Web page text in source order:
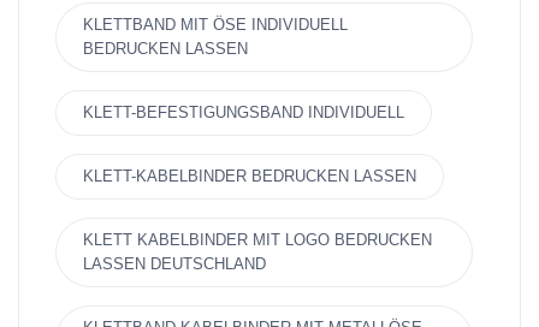
KLETTBAND MIT ÖSE INDIVIDUELL
BEDRUCKEN LASSEN
KLETT-BEFESTIGUNGSBAND INDIVIDUELL
KLETT-KABELBINDER BEDRUCKEN LASSEN
KLETT KABELBINDER MIT LOGO BEDRUCKEN
LASSEN DEUTSCHLAND